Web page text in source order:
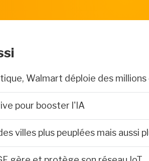
Walmart déploie des
pour booster l'IA
villes plus peuplées mais aussi